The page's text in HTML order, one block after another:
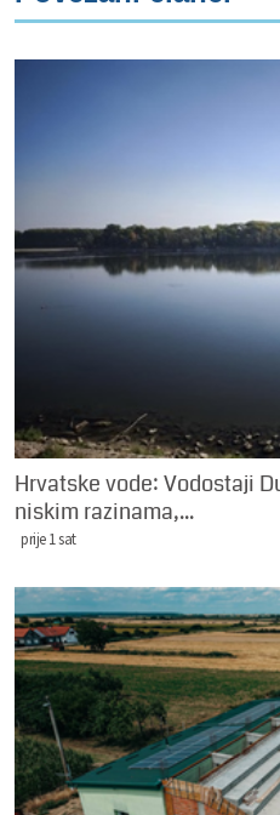
Hrvatske vode: Vodostaji
niskim razinama,...
prije 1 sat